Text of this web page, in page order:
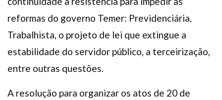
reformas do governo Temer: Previdenciária,
Trabalhista, o projeto de lei que extingue a
estabilidade do servidor público, a terceirização,
entre outras questões.
A resolução para organizar os atos de 20 de